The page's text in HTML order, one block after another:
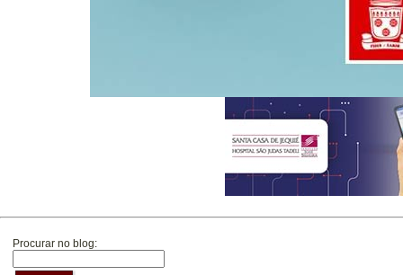
Procurar no blog: